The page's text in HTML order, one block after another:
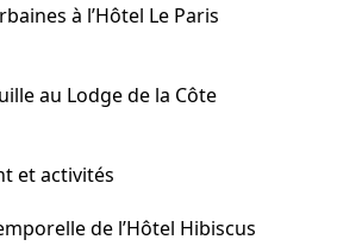
à l’Hôtel Le Paris
au Lodge de la Côte
et activités
de l’Hôtel Hibiscus